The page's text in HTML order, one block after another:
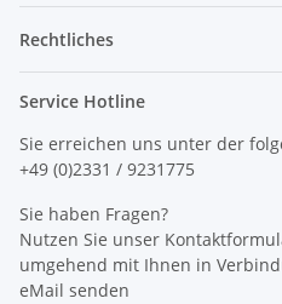
Rechtliches
Service Hotline
Sie erreichen uns unter der
+49 (0)2331 / 9231775
Sie haben Fragen?
Nutzen Sie unser
umgehend mit Ihnen in
eMail senden